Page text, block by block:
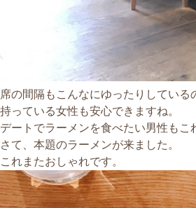
席の間隔もこんなにゆったりしている
持っている女性も安心できますね。
デートでラーメンを食べたい男性もこ
さて、本題のラーメンが来ました。
これまたおしゃれです。